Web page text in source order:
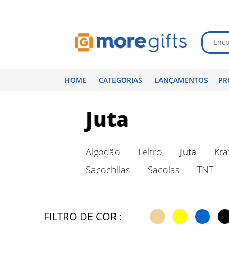
HOME CATEGORIAS LANÇAMENTOS
Juta
Algodão Feltro Juta
Sacochilas
Sacolas TNT
FILTRO DE COR :